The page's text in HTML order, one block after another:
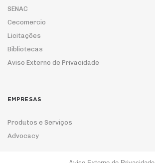
SENAC
Cecomercio
Licitações
Bibliotecas
Aviso Externo de Privacidade
EMPRESAS
Produtos e Serviços
Advocacy